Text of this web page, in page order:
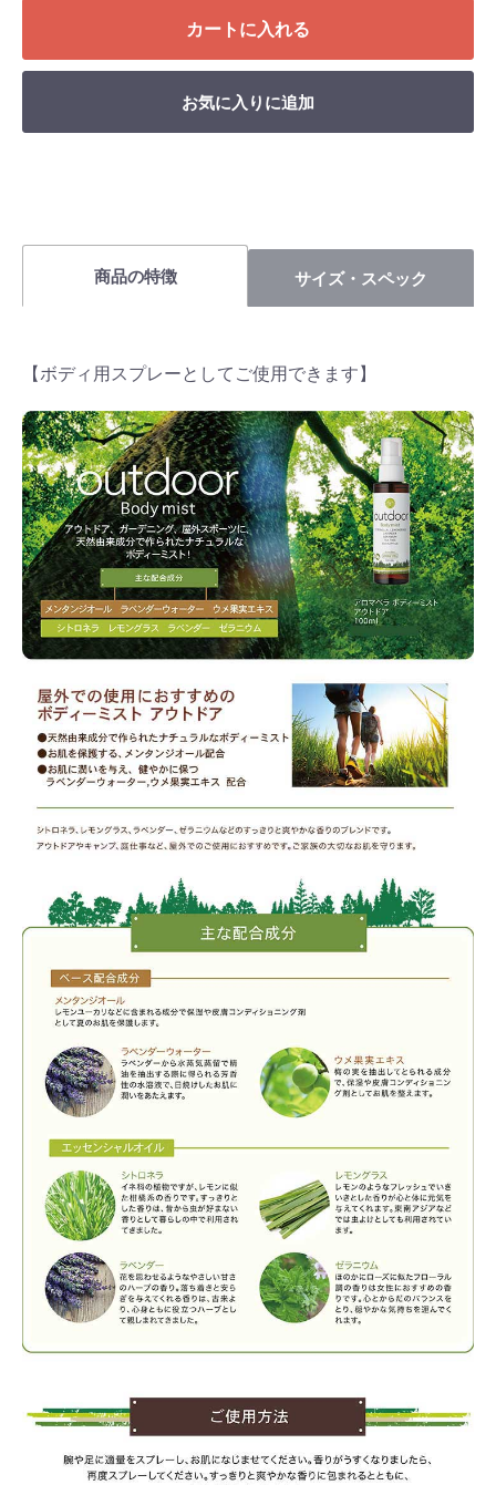
カートに入れる
お気に入りに追加
商品の特徴 サイズ・スペック
【ボディ用スプレーとしてご使用できます】